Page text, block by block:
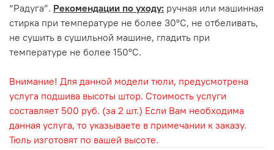
“Радуга”. Рекомендации по уходу: ручная или машинная
стирка при температуре не более 30°С, не отбеливать,
не сушить в сушильной машине, гладить при
температуре не более 150°С.
Внимание! Для данной модели тюли, предусмотрена
услуга подшива высоты штор. Стоимость услуги
составляет 500 руб. (за 2 шт.) Если Вам необходима
данная услуга, то указываете в примечании к заказу.
Тюль изготовят по вашей высоте.